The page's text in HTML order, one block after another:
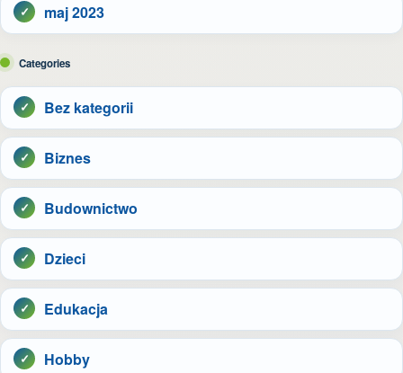
maj 2023
Categories
Bez kategorii
Biznes
Budownictwo
Dzieci
Edukacja
Hobby